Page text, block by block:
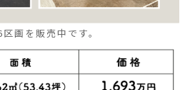
画を販売中です。